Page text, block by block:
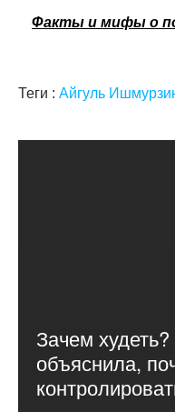
Факты и мифы о
Теги : Айгуль
Зачем
объяснила,